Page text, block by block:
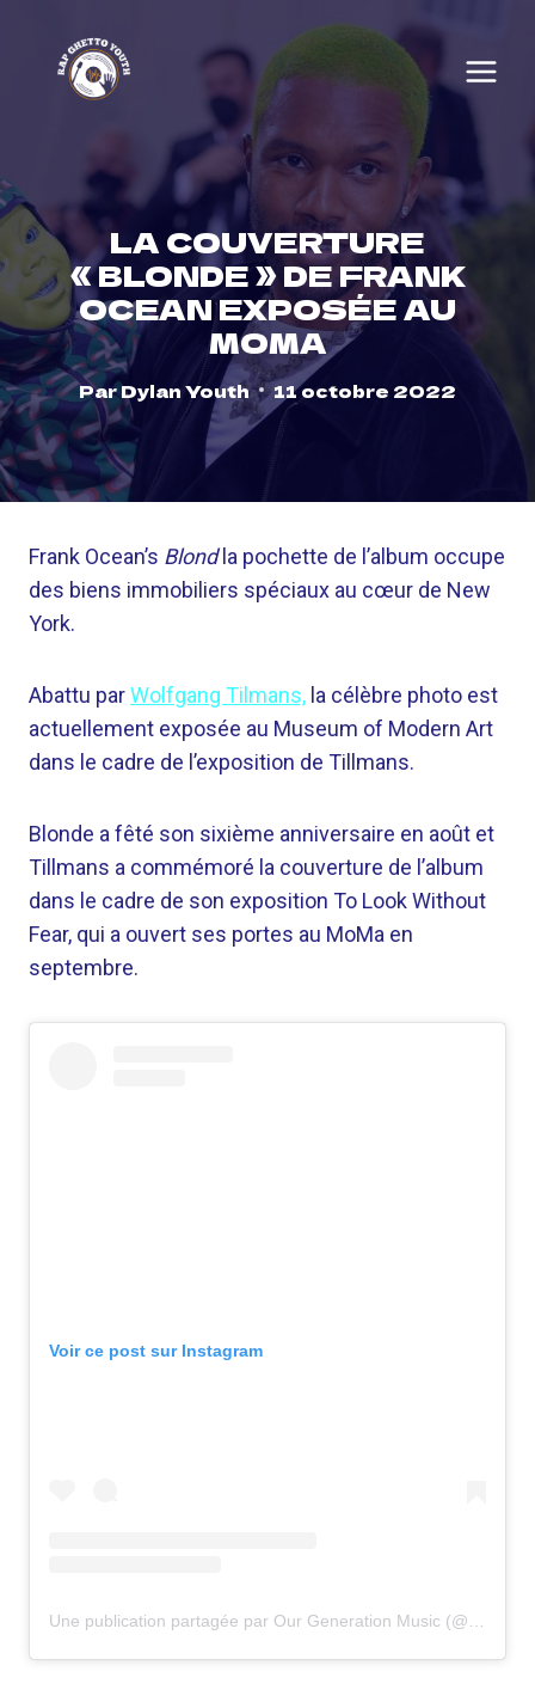
content
LA COUVERTURE
« BLONDE » DE FRANK
OCEAN EXPOSÉE AU
MOMA
ParDylan Youth 11 octobre 2022
Frank Ocean’s Blondla pochette de l’album occupe
des biens immobiliers spéciaux au cœur de New
York.
Abattu parWolfgang Tilmans, la célèbre photo est
actuellement exposée au Museum of Modern Art
dans le cadre de l’exposition de Tillmans.
Blonde a fêté son sixième anniversaire en août et
Tillmans a commémoré la couverture de l’album
dans le cadre de son exposition To Look Without
Fear, qui a ouvert ses portes au MoMa en
septembre.
Voir ce post sur Instagram